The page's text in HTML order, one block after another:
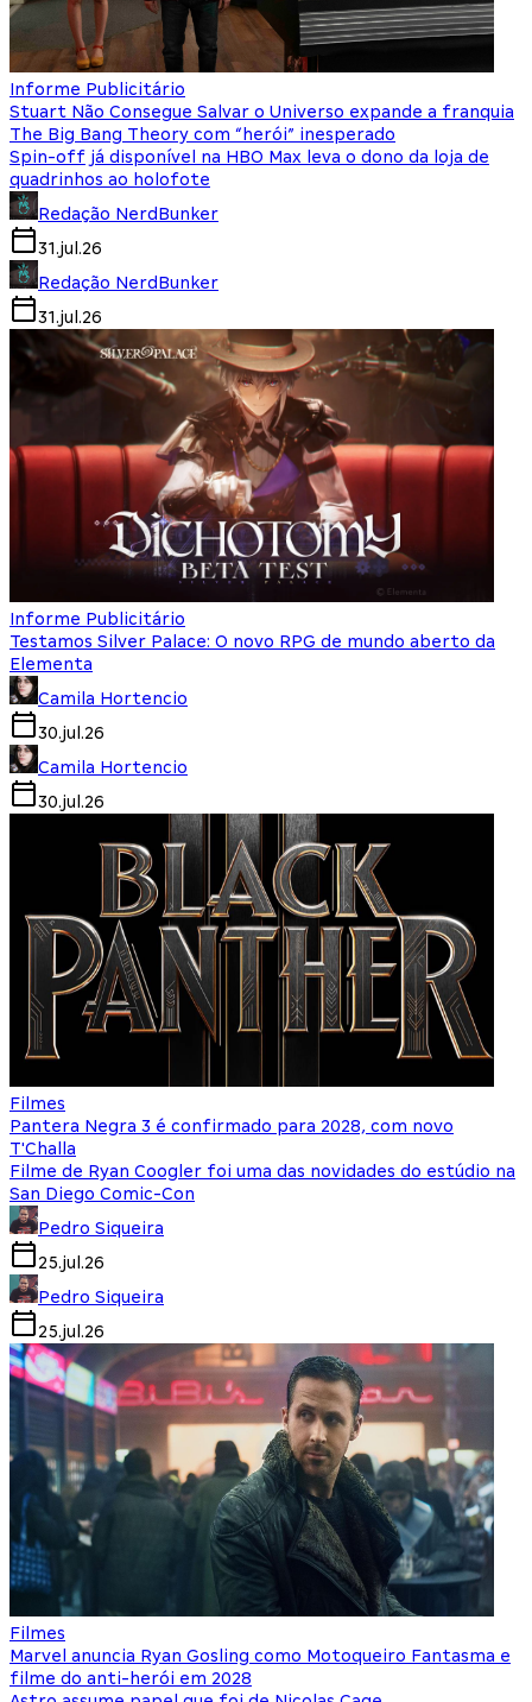
Informe Publicitário
Stuart Não Consegue Salvar o Universo expande a franquia
The Big Bang Theory com “herói” inesperado
Spin-off já disponível na HBO Max leva o dono da loja de
quadrinhos ao holofote
Redação NerdBunker
31.jul.26
Redação NerdBunker
31.jul.26
Informe Publicitário
Testamos Silver Palace: O novo RPG de mundo aberto da
Elementa
Camila Hortencio
30.jul.26
Camila Hortencio
30.jul.26
Filmes
Pantera Negra 3 é confirmado para 2028, com novo
T'Challa
Filme de Ryan Coogler foi uma das novidades do estúdio na
San Diego Comic-Con
Pedro Siqueira
25.jul.26
Pedro Siqueira
25.jul.26
Filmes
Marvel anuncia Ryan Gosling como Motoqueiro Fantasma e
filme do anti-herói em 2028